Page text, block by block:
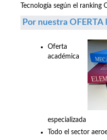
Tecnología según el ranking
Por nuestra
Oferta
académica
especializada
Todo el sector